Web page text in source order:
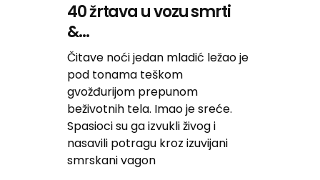
40 žrtava u vozu smrti
&...
Čitave noći jedan mladić ležao je
pod tonama teškom
gvožđurijom prepunom
beživotnih tela. Imao je sreće.
Spasioci su ga izvukli živog i
nasavili potragu kroz izuvijani
smrskani vagon